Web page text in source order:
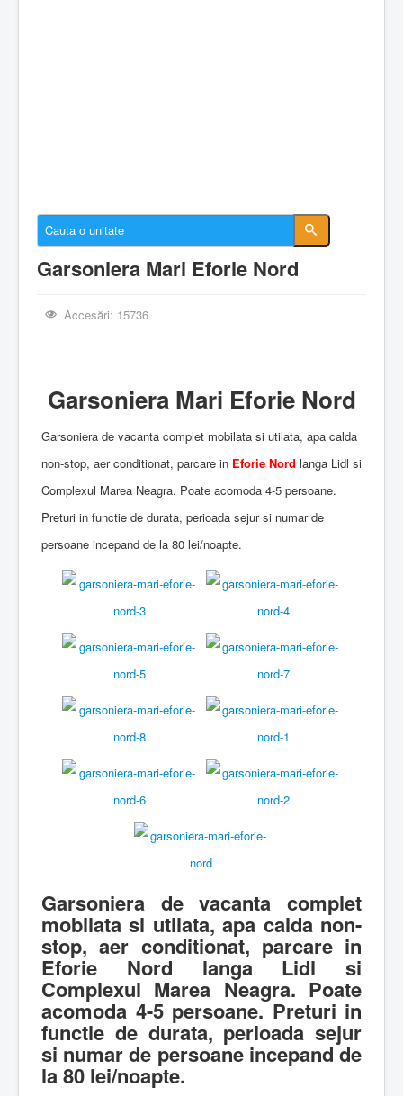
Anunturi imobiliare
Garsoniera Mari Eforie Nord
Accesări: 15736
Garsoniera Mari Eforie Nord
Garsoniera de vacanta complet mobilata si utilata, apa calda
non-stop, aer conditionat, parcare in Eforie Nord langa Lidl si
Complexul Marea Neagra. Poate acomoda 4-5 persoane.
Preturi in functie de durata, perioada sejur si numar de
persoane incepand de la 80 lei/noapte.
Garsoniera de vacanta complet
mobilata si utilata, apa calda non-
stop, aer conditionat, parcare in
Eforie Nord langa Lidl si
Complexul Marea Neagra. Poate
acomoda 4-5 persoane. Preturi in
functie de durata, perioada sejur
si numar de persoane incepand de
la 80 lei/noapte.